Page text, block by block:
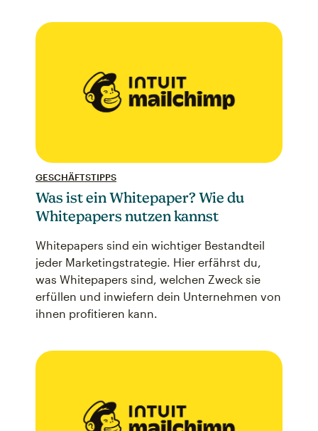
GESCHÄFTSTIPPS
Was ist ein Whitepaper? Wie du
Whitepapers nutzen kannst
Whitepapers sind ein wichtiger Bestandteil
jeder Marketingstrategie. Hier erfährst du,
was Whitepapers sind, welchen Zweck sie
erfüllen und inwiefern dein Unternehmen von
ihnen profitieren kann.